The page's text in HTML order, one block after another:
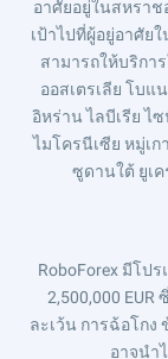
อาศัยอยู่ในสหราช
เป้าไปที่ผู้อยู่อาศัย
สามารถให้บริกา
ออสเตรเลีย โบแ
อิหร่าน ไลบีเรีย ไ
ไมโครนีเซีย หมู่เ
ซูดานใต้ ยูเ
RoboForex มีโป
2,500,000
ละเว้น การฉ้อโกง
อาจนำ